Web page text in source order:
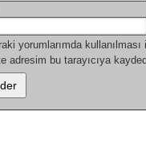
yorumlarımda
adresim bu tarayıcıya